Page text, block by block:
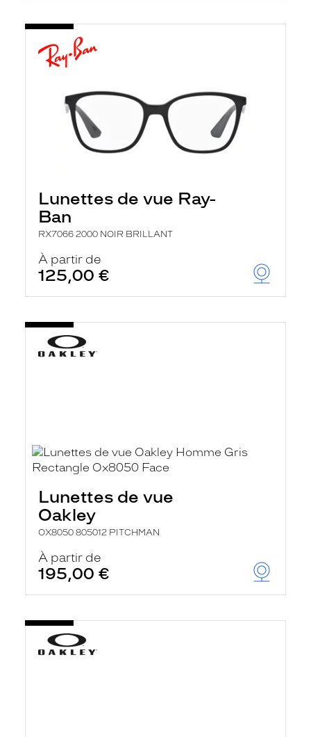
Lunettes de vue Ray-
Ban
RX7066 2000 NOIR BRILLANT
À partir de
125,00 €
Lunettes de vue
Oakley
OX8050 805012 PITCHMAN
À partir de
195,00 €